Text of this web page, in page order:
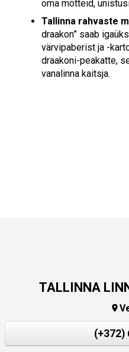
oma mõtteid,
Tallinna rahvaste
draakon” saab
värvipaberist ja -
draakoni-peakatte,
vanalinna kaitsja.
TALLINNA

(+372)